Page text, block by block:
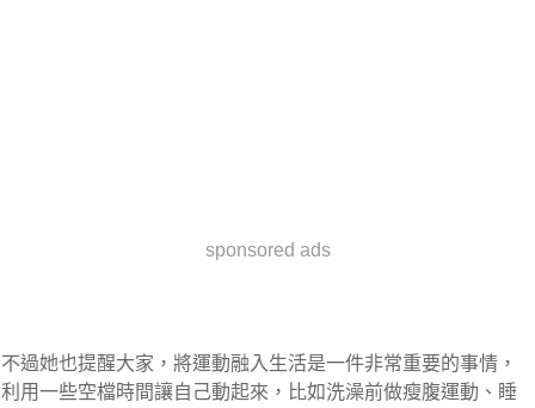
sponsored ads
不過她也提醒大家，將運動融入生活是一件非常重要的事情，
利用一些空檔時間讓自己動起來，比如洗澡前做瘦腹運動、睡